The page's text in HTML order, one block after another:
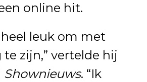
online hit.
leuk om met
zijn,” vertelde hij
Shownieuws. “Ik